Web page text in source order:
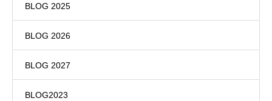
BLOG 2025
BLOG 2026
BLOG 2027
BLOG2023